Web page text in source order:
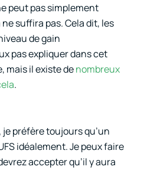
peut pas simplement
suffira pas. Cela dit, les
de gain
pas expliquer dans cet
mais il existe denombreux
.
préfère toujours qu’un
idéalement. Je peux faire
accepter qu’il y aura